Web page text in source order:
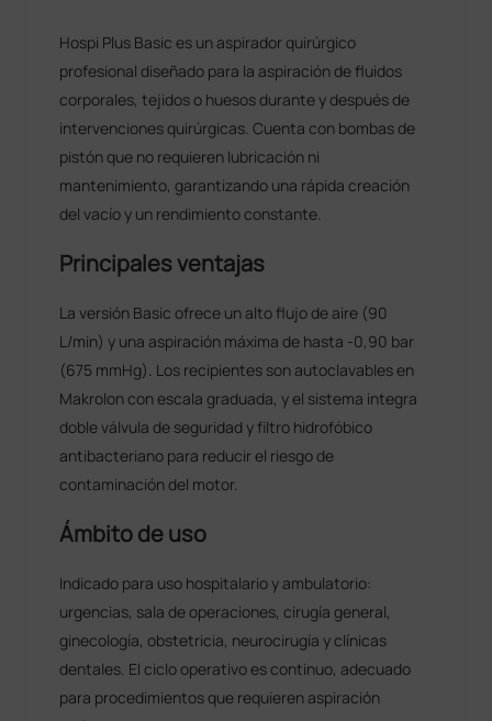
Hospi Plus Basic es un aspirador quirúrgico
profesional diseñado para la aspiración de fluidos
corporales, tejidos o huesos durante y después de
intervenciones quirúrgicas. Cuenta con bombas de
pistón que no requieren lubricación ni
mantenimiento, garantizando una rápida creación
del vacío y un rendimiento constante.
Principales ventajas
La versión Basic ofrece un alto flujo de aire (90
L/min) y una aspiración máxima de hasta -0,90 bar
(675 mmHg). Los recipientes son autoclavables en
Makrolon con escala graduada, y el sistema integra
doble válvula de seguridad y filtro hidrofóbico
antibacteriano para reducir el riesgo de
contaminación del motor.
Ámbito de uso
Indicado para uso hospitalario y ambulatorio:
urgencias, sala de operaciones, cirugía general,
ginecología, obstetricia, neurocirugía y clínicas
dentales. El ciclo operativo es continuo, adecuado
para procedimientos que requieren aspiración